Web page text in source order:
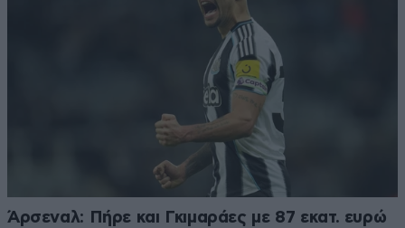
Άρσεναλ: Πήρε και Γκιμαράες με 87 εκατ. ευρώ